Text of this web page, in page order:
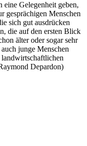
eine Gelegenheit geben,
gesprächigen Menschen
sich gut ausdrücken
die auf den ersten Blick
älter oder sogar sehr
junge Menschen
Depardon)